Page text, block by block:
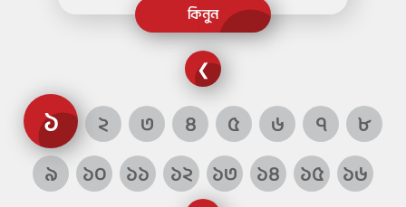
❮
১ ২ ৩ ৪ ৫ ৬ ৭
৮
৯
১০ ১১ ১২ ১৩ ১৪ ১৫ ১৬